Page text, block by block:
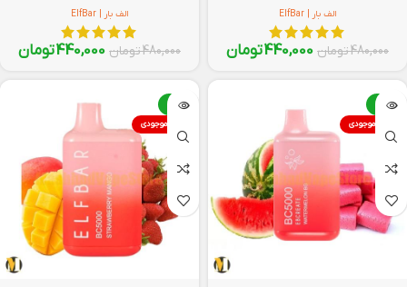
الف بار | ElfBar
480,000تومان 440,000تومان
الف بار | ElfBar
480,000تومان 440,000تومان
-8%
اتمام موجودی
-8%
اتمام موجودی